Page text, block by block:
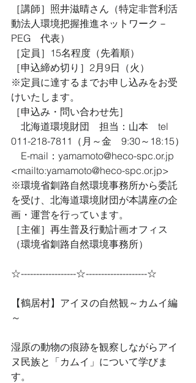
［講師］照井滋晴さん（特定非営利活
動法人環境把握推進ネットワーク－
PEG　代表）
［定員］15名程度（先着順）
［申込締め切り］2月9日（火）
※定員に達するまでお申し込みをお受
けいたします。
［申込み・問い合わせ先］
北海道環境財団　担当：山本　tel
011-218-7811（月～金　9:30～18:15）
E-mail：yamamoto@heco-spc.or.jp
<mailto:yamamoto@heco-spc.or.jp>
※環境省釧路自然環境事務所から委託
を受け、北海道環境財団が本講座の企
画・運営を行っています。
［主催］再生普及行動計画オフィス
（環境省釧路自然環境事務所）
☆------------------☆--------------------☆
【鶴居村】アイヌの自然観～カムイ編
～
湿原の動物の痕跡を観察しながらアイ
ヌ民族と「カムイ」について学びま
す。